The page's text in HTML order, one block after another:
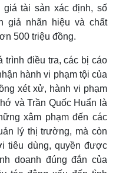
Magazine
tài sản xác định, số
giả nhãn hiệu và chất
500 triệu đồng.
trình điều tra, các bị cáo
hành vi phạm tội của
xét xử, hành vi phạm
và Trần Quốc Huẩn là
xâm phạm đến các
lý thị trường, mà còn
tiêu dùng, quyền được
doanh đúng đắn của